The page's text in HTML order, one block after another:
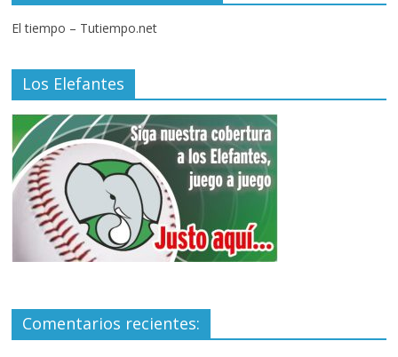
El tiempo – Tutiempo.net
Los Elefantes
Comentarios recientes: